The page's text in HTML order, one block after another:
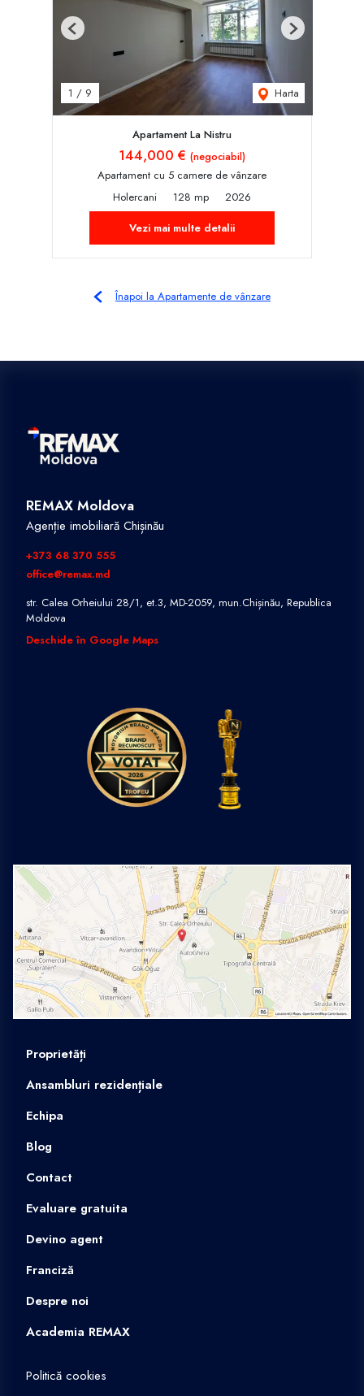
1 / 9 Harta
Previous Next
Apartament La Nistru
144,000 € (negociabil)
Apartament cu 5 camere de vânzare
Holercani
128 mp
2026
Vezi mai multe detalii
Înapoi la Apartamente de vânzare
REMAX Moldova
Agenție imobiliară Chișinău
+373 68 370 555
office@remax.md
str. Calea Orheiului 28/1, et.3, MD-2059, mun.Chișinău, Republica
Moldova
Deschide în Google Maps
Proprietăți
Ansambluri rezidențiale
Echipa
Blog
Contact
Evaluare gratuita
Devino agent
Franciză
Despre noi
Academia REMAX
Politică cookies